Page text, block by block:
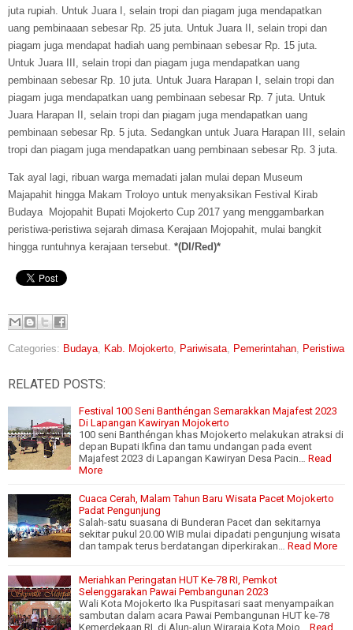
juta rupiah. Untuk Juara I, selain tropi dan piagam juga mendapatkan
uang pembinaaan sebesar Rp. 25 juta. Untuk Juara II, selain tropi dan
piagam juga mendapat hadiah uang pembinaan sebesar Rp. 15 juta.
Untuk Juara III, selain tropi dan piagam juga mendapatkan uang
pembinaan sebesar Rp. 10 juta. Untuk Juara Harapan I, selain tropi dan
piagam juga mendapatkan uang pembinaan sebesar Rp. 7 juta. Untuk
Juara Harapan II, selain tropi dan piagam juga mendapatkan uang
pembinaan sebesar Rp. 5 juta. Sedangkan untuk Juara Harapan III, selain
tropi dan piagam juga mendapatkan uang pembinaan sebesar Rp. 3 juta.
Tak ayal lagi, ribuan warga memadati jalan mulai depan Museum
Majapahit hingga Makam Troloyo untuk menyaksikan Festival Kirab
Budaya Mojopahit Bupati Mojokerto Cup 2017 yang menggambarkan
peristiwa-peristiwa sejarah dimasa Kerajaan Mojopahit, mulai bangkit
hingga runtuhnya kerajaan tersebut. *(DI/Red)*
Categories: Budaya Kab. Mojokerto Pariwisata Pemerintahan Peristiwa
RELATED POSTS:
Festival 100 Seni Banthéngan Semarakkan Majafest 2023
Di Lapangan Kawiryan Mojokerto
100 seni Banthéngan khas Mojokerto melakukan atraksi di
depan Bupati Ikfina dan tamu undangan pada event
Majafest 2023 di Lapangan Kawiryan Desa Pacin…
Read
More
Cuaca Cerah, Malam Tahun Baru Wisata Pacet Mojokerto
Padat Pengunjung
Salah-satu suasana di Bunderan Pacet dan sekitarnya
sekitar pukul 20.00 WIB mulai dipadati pengunjung wisata
dan tampak terus berdatangan diperkirakan…
Read More
Meriahkan Peringatan HUT Ke-78 RI, Pemkot
Selenggarakan Pawai Pembangunan 2023
Wali Kota Mojokerto Ika Puspitasari saat menyampaikan
sambutan dalam acara Pawai Pembangunan HUT ke-78
Kemerdekaan RI, di Alun-alun Wiraraja Kota Mojo…
Read